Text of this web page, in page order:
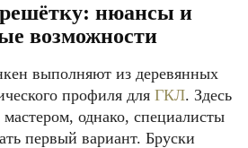
нюансы и
возможности
выполняют из деревянных
профиля для ГКЛ. Здесь
однако, специалисты
первый вариант. Бруски